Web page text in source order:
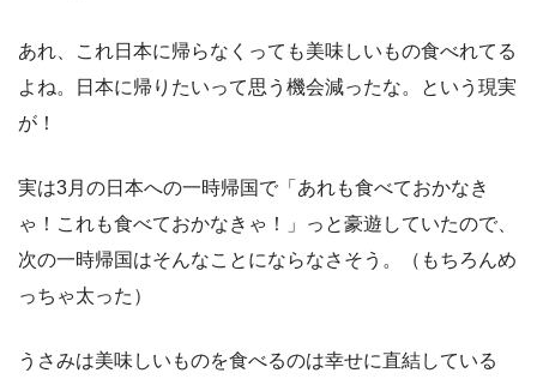
あれ、これ日本に帰らなくっても美味しいもの食べれてる
よね。日本に帰りたいって思う機会減ったな。という現実
が！
実は3月の日本への一時帰国で「あれも食べておかなき
ゃ！これも食べておかなきゃ！」っと豪遊していたので、
次の一時帰国はそんなことにならなさそう。（もちろんめ
っちゃ太った）
うさみは美味しいものを食べるのは幸せに直結している